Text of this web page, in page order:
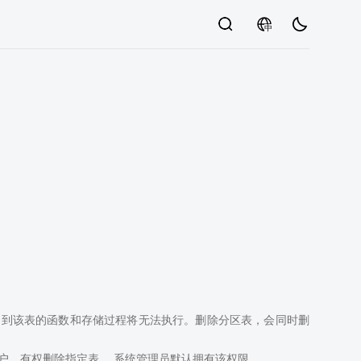
中
该表的函数和存储过程将无法执行。删除分区表，会同时删
有权删除指定表 ，系统管理员默认拥有该权限。